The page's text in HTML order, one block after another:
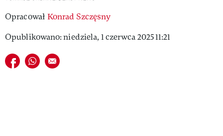
Opracował Konrad Szczęsny
Opublikowano: niedziela, 1 czerwca 2025 11:21
Udostępnij na facebook
Udostępnij na whatsapp
E-mail do przyjaciela